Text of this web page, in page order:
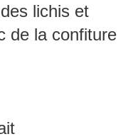
lichis et
de la confiture